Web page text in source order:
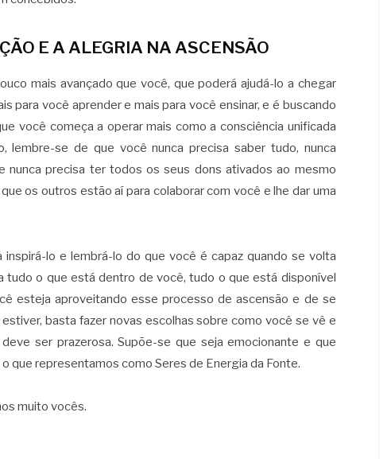
E A ALEGRIA NA ASCENSÃO
mais avançado que você, que poderá ajudá-lo a chegar
para você aprender e mais para você ensinar, e é buscando
você começa a operar mais como a consciência unificada
lembre-se de que você nunca precisa saber tudo, nunca
nunca precisa ter todos os seus dons ativados ao mesmo
os outros estão aí para colaborar com você e lhe dar uma
lo e lembrá-lo do que você é capaz quando se volta
tudo o que está dentro de você, tudo o que está disponível
esteja aproveitando esse processo de ascensão e de se
basta fazer novas escolhas sobre como você se vê e
ser prazerosa. Supõe-se que seja emocionante e que
que representamos como Seres de Energia da Fonte.
muito vocês.